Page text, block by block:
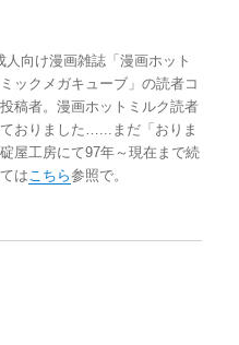
人向け漫画雑誌「漫画ホット
ックメガキューブ」の読者コ
稿者。漫画ホットミルク読者
おりました…...まだ「おりま
屋工房にて97年～現在まで続
はこちら参照で。